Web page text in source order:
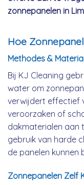
zonnepanelen in
Hoe
Methodes &
Bij KJ Cleaning
water om
verwijdert effectief
veroorzaken of
dakmaterialen aan
gebruik van harde
de panelen kunnen
Zonnepanelen Zelf